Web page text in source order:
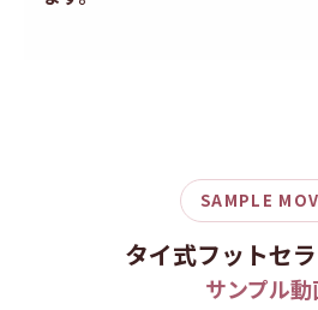
SAMPLE
タイ式フットセ
サンプル動